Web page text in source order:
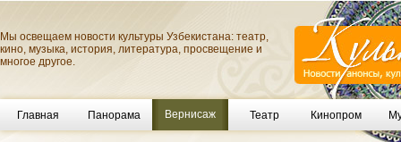
Мы освещаем новости культуры Узбекистана: театр,
кино, музыка, история, литература, просвещение и
многое другое.
Главная Панорама Вернисаж Театр Кинопром